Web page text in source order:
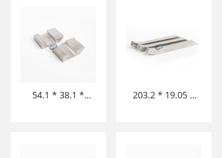
54.1 * 38.1 *
203.2 * 19.05 *